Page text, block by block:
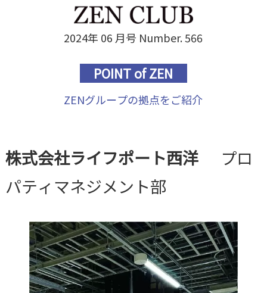
2024年 06 月号 Number. 566
POINT of ZEN
ZENグループの拠点をご紹介
株式会社ライフポート西洋
プロ
パティマネジメント部